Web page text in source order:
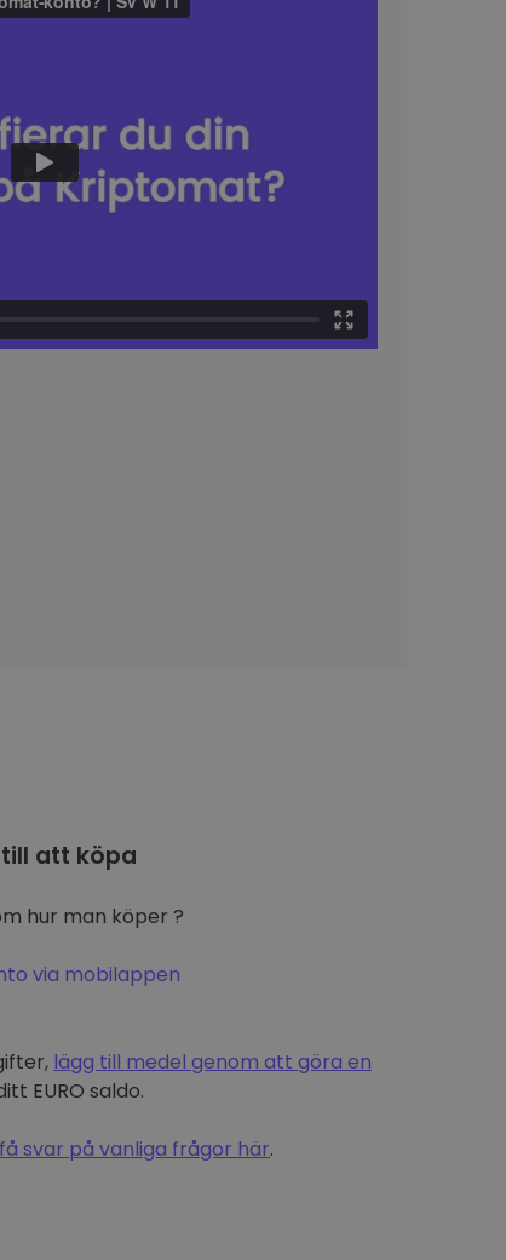
till att köpa
hur man köper ?
via mobilappen
lägg till medel genom att göra en
EURO saldo.
svar på vanliga frågor här.